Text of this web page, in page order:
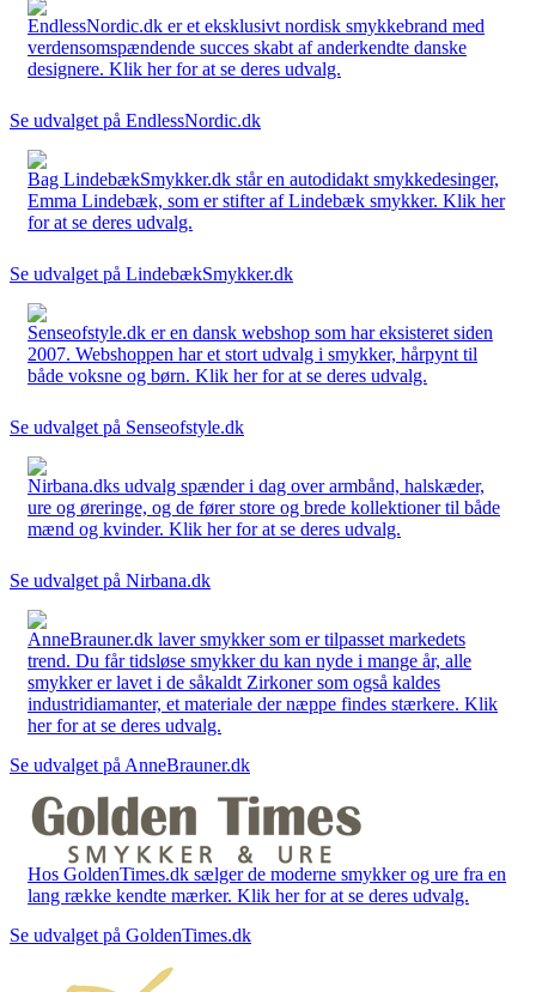
EndlessNordic.dk er et eksklusivt nordisk smykkebrand med
verdensomspændende succes skabt af anderkendte danske
designere. Klik her for at se deres udvalg.
Se udvalget på EndlessNordic.dk
Bag LindebækSmykker.dk står en autodidakt smykkedesinger,
Emma Lindebæk, som er stifter af Lindebæk smykker. Klik her
for at se deres udvalg.
Se udvalget på LindebækSmykker.dk
Senseofstyle.dk er en dansk webshop som har eksisteret siden
2007. Webshoppen har et stort udvalg i smykker, hårpynt til
både voksne og børn. Klik her for at se deres udvalg.
Se udvalget på Senseofstyle.dk
Nirbana.dks udvalg spænder i dag over armbånd, halskæder,
ure og øreringe, og de fører store og brede kollektioner til både
mænd og kvinder. Klik her for at se deres udvalg.
Se udvalget på Nirbana.dk
AnneBrauner.dk laver smykker som er tilpasset markedets
trend. Du får tidsløse smykker du kan nyde i mange år, alle
smykker er lavet i de såkaldt Zirkoner som også kaldes
industridiamanter, et materiale der næppe findes stærkere. Klik
her for at se deres udvalg.
Se udvalget på AnneBrauner.dk
Hos GoldenTimes.dk sælger de moderne smykker og ure fra en
lang række kendte mærker. Klik her for at se deres udvalg.
Se udvalget på GoldenTimes.dk